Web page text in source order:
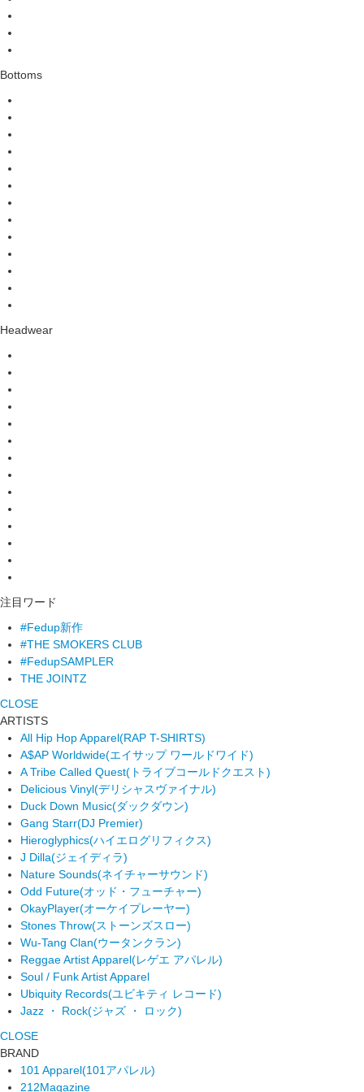
Bottoms
Headwear
注目ワード
#Fedup新作
#THE SMOKERS CLUB
#FedupSAMPLER
THE JOINTZ
CLOSE
ARTISTS
All Hip Hop Apparel(RAP T-SHIRTS)
A$AP Worldwide(エイサップ ワールドワイド)
A Tribe Called Quest(トライブコールドクエスト)
Delicious Vinyl(デリシャスヴァイナル)
Duck Down Music(ダックダウン)
Gang Starr(DJ Premier)
Hieroglyphics(ハイエログリフィクス)
J Dilla(ジェイディラ)
Nature Sounds(ネイチャーサウンド)
Odd Future(オッド・フューチャー)
OkayPlayer(オーケイプレーヤー)
Stones Throw(ストーンズスロー)
Wu-Tang Clan(ウータンクラン)
Reggae Artist Apparel(レゲエ アパレル)
Soul / Funk Artist Apparel
Ubiquity Records(ユビキティ レコード)
Jazz ・ Rock(ジャズ ・ ロック)
CLOSE
BRAND
101 Apparel(101アパレル)
212Magazine